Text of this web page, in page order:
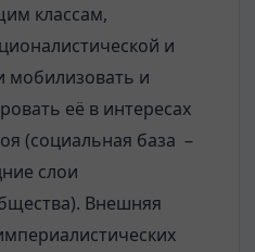
классам,
и
мобилизовать и
её в интересах
(социальная база –
слои
Внешняя